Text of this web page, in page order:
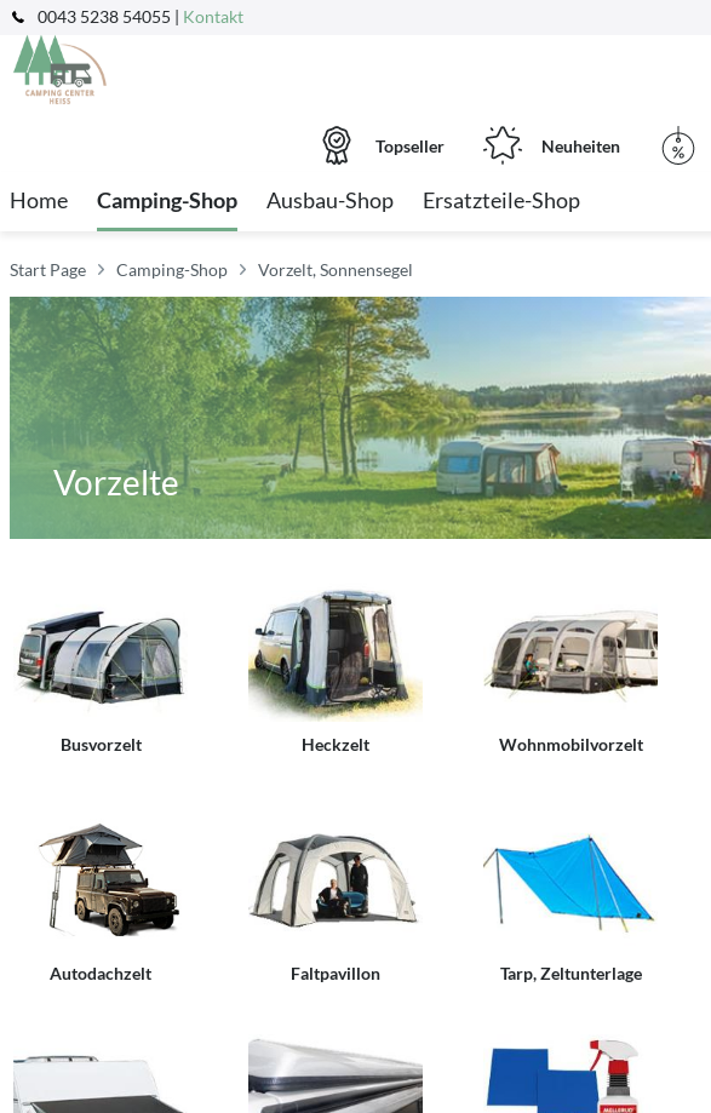
0043 5238 54055 | Kontakt
Topseller Neuheiten
Home Camping-Shop Ausbau-Shop Ersatzteile-Shop
Start Page Camping-Shop Vorzelt, Sonnensegel
Vorzelte
Busvorzelt Heckzelt Wohnmobilvorzelt
Autodachzelt Faltpavillon Tarp, Zeltunterlage